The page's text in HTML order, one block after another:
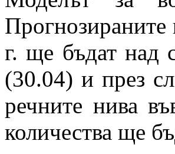
г. ще бъдат над
(30.04) и през
речните нива
количества ще